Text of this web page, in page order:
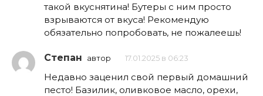
такой вкуснятина! Бутеры с ним просто
взрываются от вкуса! Рекомендую
обязательно попробовать, не пожалеешь!
Степан автор 17.01.2025 в 06:23
Недавно заценил свой первый домашний
песто! Базилик, оливковое масло, орехи,